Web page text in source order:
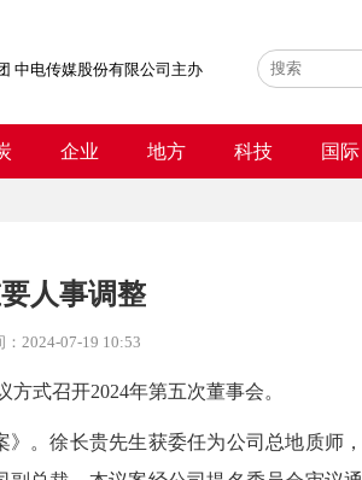
中电传媒股份有限公司主办
企业 地方 科技 国际
人事调整
2024-07-19 10:53
式召开2024年第五次董事会。
》。徐长贵先生获委任为公司总地质师，